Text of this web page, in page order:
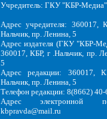
Учредитель: ГКУ "КБР-Медиа"
Адрес учредителя: 360017,
Нальчик, пр. Ленина, 5
Адрес издателя (ГКУ "КБР-
360017, КБР, г .Нальчик, пр.
5
Адрес редакции: 360017,
Нальчик, пр. Ленина, 5
Телефон редакции: 8(8662)
Адрес электронной
kbpravda@mail.ru